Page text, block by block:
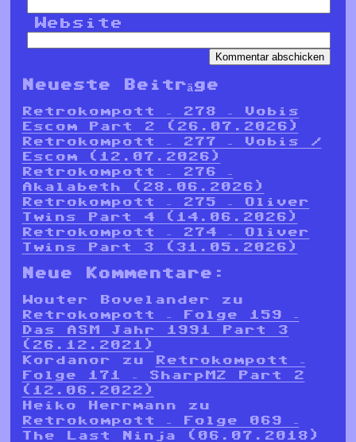
Website
Neueste Beiträge
Retrokompott – 278 – Vobis
Escom Part 2 (26.07.2026)
Retrokompott – 277 – Vobis /
Escom (12.07.2026)
Retrokompott – 276 –
Akalabeth (28.06.2026)
Retrokompott – 275 – Oliver
Twins Part 4 (14.06.2026)
Retrokompott – 274 – Oliver
Twins Part 3 (31.05.2026)
Neue Kommentare:
Wouter Bovelander zu
Retrokompott – Folge 159 –
Das ASM Jahr 1991 Part 3
(26.12.2021)
Kordanor zu
Retrokompott –
Folge 171 – SharpMZ Part 2
(12.06.2022)
Heiko Herrmann zu
Retrokompott – Folge 069 –
The Last Ninja (06.07.2018)